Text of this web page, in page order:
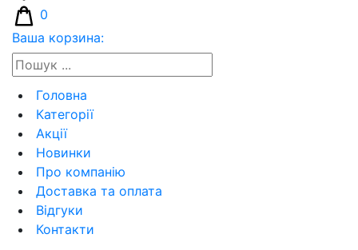
0
Ваша корзина:
Головна
Категорії
Акції
Новинки
Про компанію
Доставка та оплата
Відгуки
Контакти